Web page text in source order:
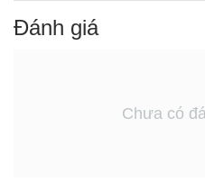
chưng, hấp để cho ra được
An tâm khi sử dụng
: Việc
phân biệt tổ yến giả, tổ yến
Đánh giá
Chưa có